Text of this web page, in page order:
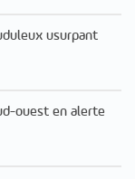
usurpant
ouest en alerte